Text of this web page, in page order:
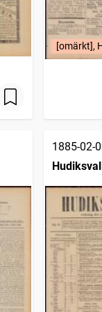
[omärkt],
1885-02-